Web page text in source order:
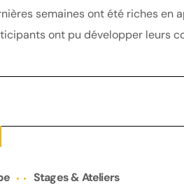
semaines ont été riches en
ont pu développer leurs
Stages & Ateliers